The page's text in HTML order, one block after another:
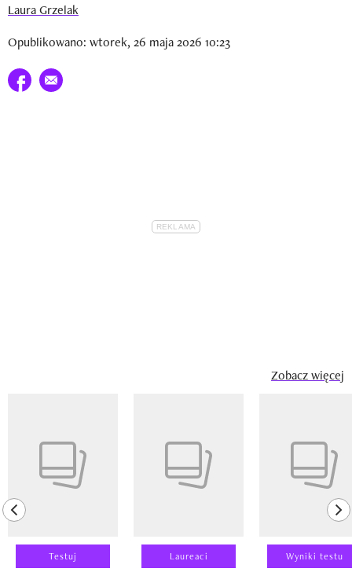
Laura Grzelak
Opublikowano: wtorek, 26 maja 2026 10:23
Udostępnij na facebook
E-mail do przyjaciela
Zobacz więcej
previous element
Testuj Laureaci Wyniki testu